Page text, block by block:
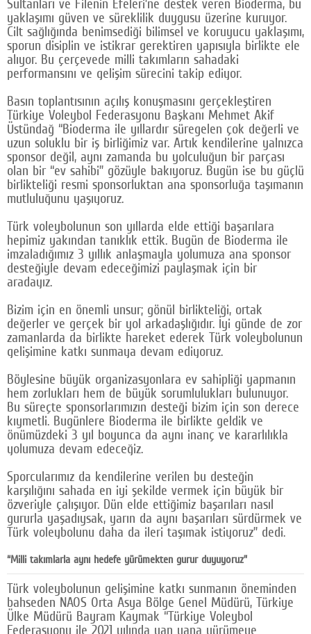
yaklaşımı güven ve süreklilik duygusu üzerine kuruyor.
Cilt sağlığında benimsediği bilimsel ve koruyucu yaklaşımı,
sporun disiplin ve istikrar gerektiren yapısıyla birlikte ele
alıyor. Bu çerçevede milli takımların sahadaki
performansını ve gelişim sürecini takip ediyor.
Basın toplantısının açılış konuşmasını gerçekleştiren
Türkiye Voleybol Federasyonu Başkanı Mehmet Akif
Üstündağ “Bioderma ile yıllardır süregelen çok değerli ve
uzun soluklu bir iş birliğimiz var. Artık kendilerine yalnızca
sponsor değil, aynı zamanda bu yolculuğun bir parçası
olan bir “ev sahibi” gözüyle bakıyoruz. Bugün ise bu güçlü
birlikteliği resmi sponsorluktan ana sponsorluğa taşımanın
mutluluğunu yaşıyoruz.
Türk voleybolunun son yıllarda elde ettiği başarılara
hepimiz yakından tanıklık ettik. Bugün de Bioderma ile
imzaladığımız 3 yıllık anlaşmayla yolumuza ana sponsor
desteğiyle devam edeceğimizi paylaşmak için bir
aradayız.
Bizim için en önemli unsur; gönül birlikteliği, ortak
değerler ve gerçek bir yol arkadaşlığıdır. İyi günde de zor
zamanlarda da birlikte hareket ederek Türk voleybolunun
gelişimine katkı sunmaya devam ediyoruz.
Böylesine büyük organizasyonlara ev sahipliği yapmanın
hem zorlukları hem de büyük sorumlulukları bulunuyor.
Bu süreçte sponsorlarımızın desteği bizim için son derece
kıymetli. Bugünlere Bioderma ile birlikte geldik ve
önümüzdeki 3 yıl boyunca da aynı inanç ve kararlılıkla
yolumuza devam edeceğiz.
Sporcularımız da kendilerine verilen bu desteğin
karşılığını sahada en iyi şekilde vermek için büyük bir
özveriyle çalışıyor. Dün elde ettiğimiz başarıları nasıl
gururla yaşadıysak, yarın da aynı başarıları sürdürmek ve
Türk voleybolunu daha da ileri taşımak istiyoruz” dedi.
“Milli takımlarla aynı hedefe yürümekten gurur duyuyoruz”
Türk voleybolunun gelişimine katkı sunmanın öneminden
bahseden NAOS Orta Asya Bölge Genel Müdürü, Türkiye
Ülke Müdürü Bayram Kaymak “Türkiye Voleybol
Federasyonu ile 2021 yılında yan yana yürümeye